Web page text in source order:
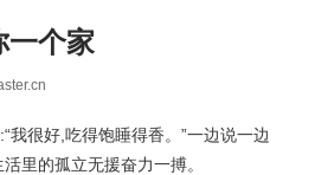
一个家
很好,吃得饱睡得香。”一边说一边
里的孤立无援奋力一搏。